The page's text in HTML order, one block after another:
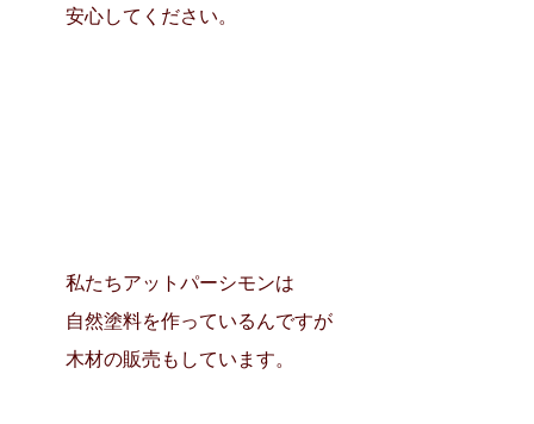
安心してください。
私たちアットパーシモンは
自然塗料を作っているんですが
木材の販売もしています。